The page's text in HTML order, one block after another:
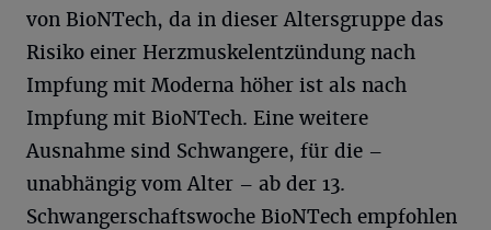
von BioNTech, da in dieser Altersgruppe das
Risiko einer Herzmuskelentzündung nach
Impfung mit Moderna höher ist als nach
Impfung mit BioNTech. Eine weitere
Ausnahme sind Schwangere, für die –
unabhängig vom Alter – ab der 13.
Schwangerschaftswoche BioNTech empfohlen